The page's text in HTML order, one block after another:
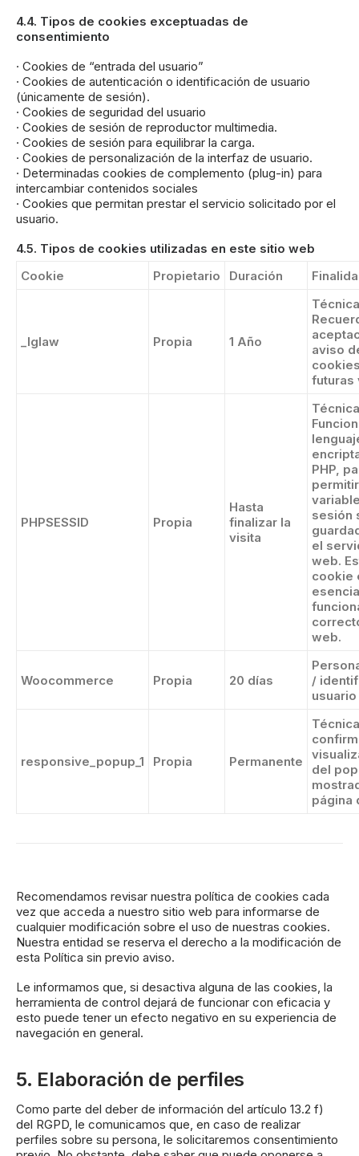
4.4. Tipos de cookies exceptuadas de
consentimiento
· Cookies de “entrada del usuario”
· Cookies de autenticación o identificación de usuario
(únicamente de sesión).
· Cookies de seguridad del usuario
· Cookies de sesión de reproductor multimedia.
· Cookies de sesión para equilibrar la carga.
· Cookies de personalización de la interfaz de usuario.
· Determinadas cookies de complemento (plug-in) para
intercambiar contenidos sociales
· Cookies que permitan prestar el servicio solicitado por el
usuario.
4.5. Tipos de cookies utilizadas en este sitio web
Cookie
Propietario Duración
_Iglaw Propia 1 Año
aviso
futuras
PHPSESSID Propia
Hasta
finalizar la
visita
PHP,
sesión
el
web.
cookie
web.
Woocommerce Propia 20 días
/
usuario
responsive_popup_1 Propia Permanente
del
página
Recomendamos revisar nuestra política de cookies cada
vez que acceda a nuestro sitio web para informarse de
cualquier modificación sobre el uso de nuestras cookies.
Nuestra entidad se reserva el derecho a la modificación de
esta Política sin previo aviso.
Le informamos que, si desactiva alguna de las cookies, la
herramienta de control dejará de funcionar con eficacia y
esto puede tener un efecto negativo en su experiencia de
navegación en general.
5. Elaboración de perfiles
Como parte del deber de información del artículo 13.2 f)
del RGPD, le comunicamos que, en caso de realizar
perfiles sobre su persona, le solicitaremos consentimiento